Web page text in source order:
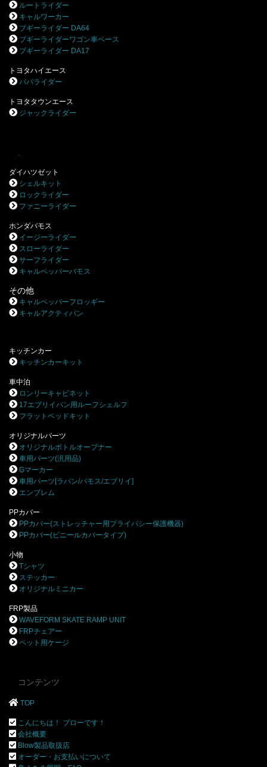
ルートライダー
キャルワーカー
ブギーライダー DA64
ブギーライダーワゴン車ベース
ブギーライダー DA17
トヨタハイエース
パパライダー
トヨタタウンエース
ジャックライダー
ダイハツゼット
シェルキット
ロックライダー
ファニーライダー
ホンダバモス
イージーライダー
スローライダー
サーフライダー
キャルペッパーバモス
その他
キャルペッパーフロッギー
キャルアクティバン
キッチンカー
キッチンカーキット
車中泊
ロンリーキャビネット
17エブリイバン用ルーフシェルフ
フラットベッドキット
オリジナルパーツ
オリジナルボトルオープナー
車用パーツ(汎用品)
Gマーカー
車用パーツ[ラパン/バモス/エブリイ]
エンブレム
PPカバー
PPカバー(ストレッチャー用プライバシー保護機器)
PPカバー(ビニールカバータイプ)
小物
Tシャツ
ステッカー
オリジナルミニカー
FRP製品
WAVEFORM SKATE RAMP UNIT
FRPチェアー
ペット用ケージ
コンテンツ
TOP
こんにちは！ ブローです！
会社概要
Blow製品取扱店
オーダー・お支払いについて